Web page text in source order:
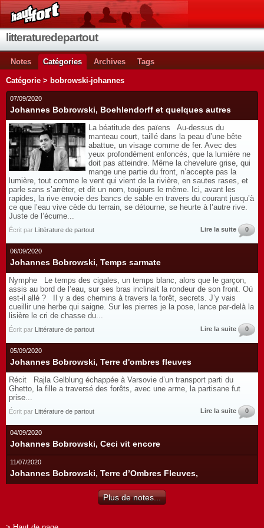
litteraturedepartout
Notes Catégories Archives Tags
Catégorie > bobrowski-johannes
07/09/2020
Johannes Bobrowski, Boehlendorff et quelques autres
La béatitude des païens Au-dessus du
manteau court, taillé dans la peau d’une bête
abattue, un visage comme de fer. Avec des
yeux profondément enfoncés, que la lumière ne
doit pas atteindre. Même la chevelure grise, qui
mange une partie du front, n’accepte pas la
lumière, tout comme le vent qui vient de la rivière, en sautes rases, et
parle sans s’arrêter, et dit un nom, toujours le même. Ici, avant les
rapides, la rive envoie des bancs de sable en travers du courant jusqu’à
ce que l’eau vive cède du terrain, se détourne, se heurte à l’autre rive.
Juste de l’écume...
Écrit par Littérature de partout Lire la suite 0
06/09/2020
Johannes Bobrowski, Temps sarmate
Nymphe Le temps des cigales, un temps blanc, alors que le garçon,
assis au bord de l’eau, sur ses bras inclinait la rondeur de son front. Où
est-il allé ? Il y a des chemins à travers la forêt, secrets. J’y vais
cueillir une herbe qui saigne. Sur les pierres je la pose, lance par-delà la
lisière le cri de chasse du...
Écrit par Littérature de partout Lire la suite 0
05/09/2020
Johannes Bobrowski, Terre d'ombres fleuves
Récit Rajla Gelblung échappée à Varsovie d’un transport parti du
Ghetto, la fille a traversé des forêts, avec une arme, la partisane fut
prise...
Écrit par Littérature de partout Lire la suite 0
04/09/2020
Johannes Bobrowski, Ceci vit encore
11/07/2020
Johannes Bobrowski, Terre d’Ombres Fleuves,
Plus de notes...